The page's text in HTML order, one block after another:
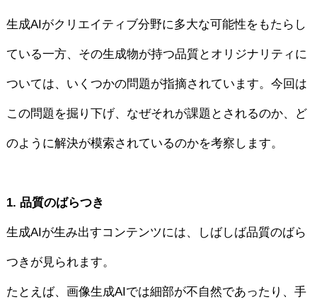
生成AIがクリエイティブ分野に多大な可能性をもたらし
ている一方、その生成物が持つ品質とオリジナリティに
ついては、いくつかの問題が指摘されています。今回は
この問題を掘り下げ、なぜそれが課題とされるのか、ど
のように解決が模索されているのかを考察します。
1. 品質のばらつき
生成AIが生み出すコンテンツには、しばしば品質のばら
つきが見られます。
たとえば、画像生成AIでは細部が不自然であったり、手